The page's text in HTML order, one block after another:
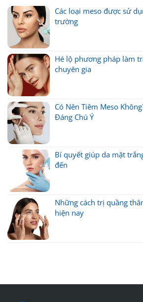
Các loại meso được sử
trường
Hé lộ phương pháp làm
chuyên gia
Có Nên Tiêm Meso
Đáng Chú Ý
Bí quyết giúp da mặt
đến
Những cách trị quầng
hiện nay